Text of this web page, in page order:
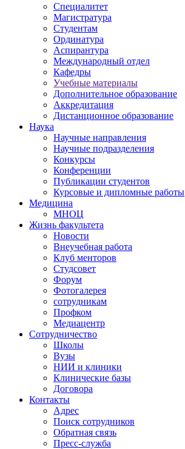
Специалитет
Магистратура
Студентам
Ординатура
Аспирантура
Международный отдел
Кафедры
Учебные материалы
Дополнительное образование
Аккредитация
Дистанционное образование
Наука
Научные направления
Научные подразделения
Конкурсы
Конференции
Публикации студентов
Курсовые и дипломные работы
Медицина
МНОЦ
Жизнь факультета
Новости
Внеучебная работа
Клуб менторов
Студсовет
Форум
Фотогалерея
сотрудникам
Профком
Медиацентр
Сотрудничество
Школы
Вузы
НИИ и клиники
Клинические базы
Договора
Контакты
Адрес
Поиск сотрудников
Обратная связь
Пресс-служба